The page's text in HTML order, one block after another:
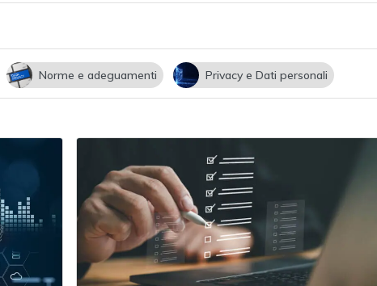
Norme e adeguamenti Privacy e Dati personali